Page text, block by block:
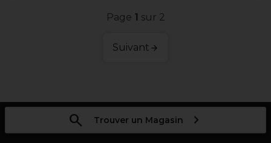
Page 1 sur 2
Suivant
Trouver un Magasin